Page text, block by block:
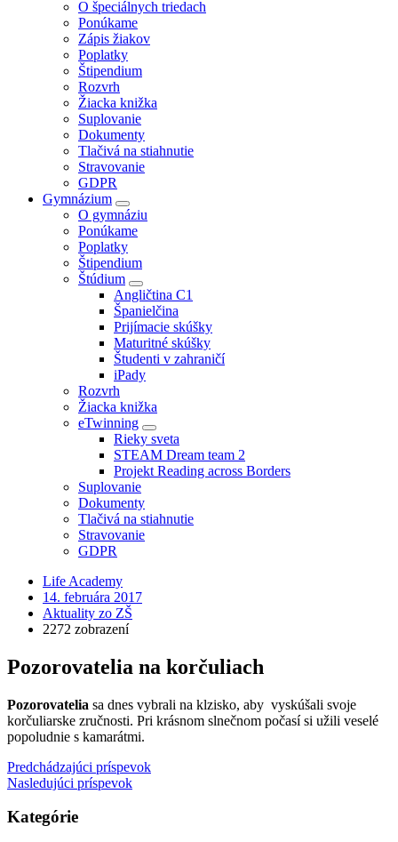
O špeciálnych triedach
Ponúkame
Zápis žiakov
Poplatky
Štipendium
Rozvrh
Žiacka knižka
Suplovanie
Dokumenty
Tlačivá na stiahnutie
Stravovanie
GDPR
Gymnázium
O gymnáziu
Ponúkame
Poplatky
Štipendium
Štúdium
Angličtina C1
Španielčina
Prijímacie skúšky
Maturitné skúšky
Študenti v zahraničí
iPady
Rozvrh
Žiacka knižka
eTwinning
Rieky sveta
STEAM Dream team 2
Projekt Reading across Borders
Suplovanie
Dokumenty
Tlačivá na stiahnutie
Stravovanie
GDPR
Life Academy
14. februára 2017
Aktuality zo ZŠ
2272 zobrazení
Pozorovatelia na korčuliach
Pozorovatelia sa dnes vybrali na klzisko, aby vyskúšali svoje
korčuliarske zručnosti. Pri krásnom slnečnom počasí si užili veselé
popoludnie s kamarátmi.
Predchádzajúci príspevok
Nasledujúci príspevok
Kategórie